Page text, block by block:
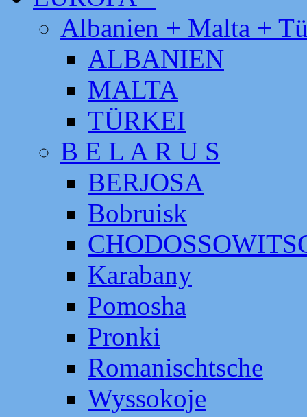
Albanien + Malta +
ALBANIEN
MALTA
TÜRKEI
B E L A R U S
BERJOSA
Bobruisk
Karabany
Pomosha
Pronki
Romanischtsche
Wyssokoje